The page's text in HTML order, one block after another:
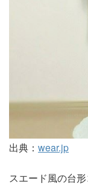
出典： wear.jp
スエード風の台